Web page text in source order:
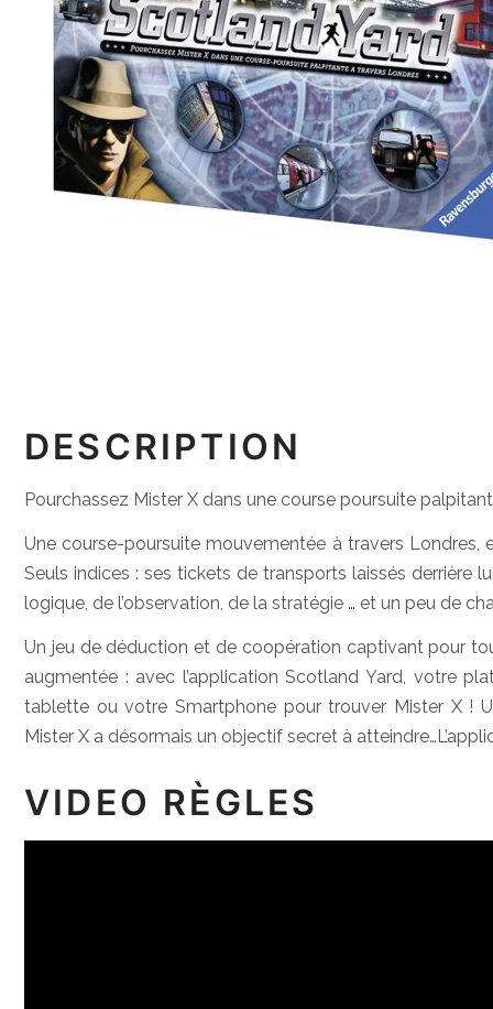
DESCRIPTION
Pourchassez Mister X dans une course poursuite
Une course-poursuite mouvementée à travers
Seuls indices : ses tickets de transports laissés derrière
logique, de l’observation, de la stratégie … et un peu de
Un jeu de déduction et de coopération captivant pour
augmentée : avec l’application Scotland Yard, votre
tablette ou votre Smartphone pour trouver Mister X !
Mister X a désormais un objectif secret à
VIDEO RÈGLES